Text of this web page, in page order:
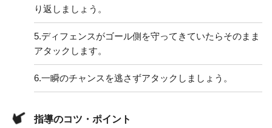
り返しましょう。
5.ディフェンスがゴール側を守ってきていたらそのまま
アタックします。
6.一瞬のチャンスを逃さずアタックしましょう。
指導のコツ・ポイント